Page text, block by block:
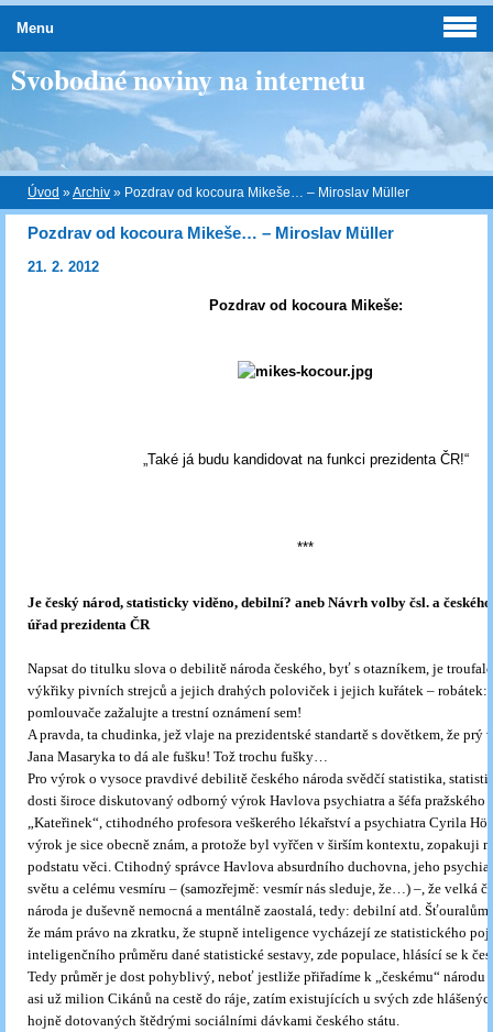
Svobodné noviny na internetu
Úvod »Archiv » Pozdrav od kocoura Mikeše… – Miroslav Müller
Pozdrav od kocoura Mikeše… – Miroslav Müller
21. 2. 2012
Pozdrav od kocoura Mikeše:
„Také já budu kandidovat na funkci prezidenta ČR!“
***
Je český národ, statisticky viděno, debilní? aneb Návrh volby čsl. a
úřad prezidenta ČR
Napsat do titulku slova o debilitě národa českého, byť s otazníkem, je
výkřiky pivních strejců a jejich drahých poloviček i jejich kuřátek – robátek:
pomlouvače zažalujte a trestní oznámení sem!
A pravda, ta chudinka, jež vlaje na prezidentské standartě s dovětkem, že prý
Jana Masaryka to dá ale fušku! Tož trochu fušky…
Pro výrok o vysoce pravdivé debilitě českého národa svědčí statistika,
dosti široce diskutovaný odborný výrok Havlova psychiatra a šéfa pražského
„Kateřinek“, ctihodného profesora veškerého lékařství a psychiatra Cyrila
výrok je sice obecně znám, a protože byl vyřčen v širším kontextu, zopakuji
podstatu věci. Ctihodný správce Havlova absurdního duchovna, jeho
světu a celému vesmíru – (samozřejmě: vesmír nás sleduje, že…) –, že velká
národa je duševně nemocná a mentálně zaostalá, tedy: debilní atd.
že mám právo na zkratku, že stupně inteligence vycházejí ze statistického
inteligenčního průměru dané statistické sestavy, zde populace, hlásící se k
Tedy průměr je dost pohyblivý, neboť jestliže přiřadíme k „českému“ národu
asi už milion Cikánů na cestě do ráje, zatím existujících u svých zde
hojně dotovaných štědrými sociálními dávkami českého státu.
Menu